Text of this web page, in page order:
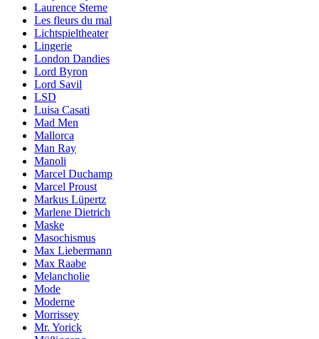
Laurence Sterne
Les fleurs du mal
Lichtspieltheater
Lingerie
London Dandies
Lord Byron
Lord Savil
LSD
Luisa Casati
Mad Men
Mallorca
Man Ray
Manoli
Marcel Duchamp
Marcel Proust
Markus Lüpertz
Marlene Dietrich
Maske
Masochismus
Max Liebermann
Max Raabe
Melancholie
Mode
Moderne
Morrissey
Mr. Yorick